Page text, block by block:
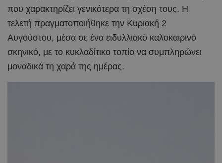
που χαρακτηρίζει γενικότερα τη σχέση τους. Η
τελετή πραγματοποιήθηκε την Κυριακή 2
Αυγούστου, μέσα σε ένα ειδυλλιακό καλοκαιρινό
σκηνικό, με το κυκλαδίτικο τοπίο να συμπληρώνει
μοναδικά τη χαρά της ημέρας.